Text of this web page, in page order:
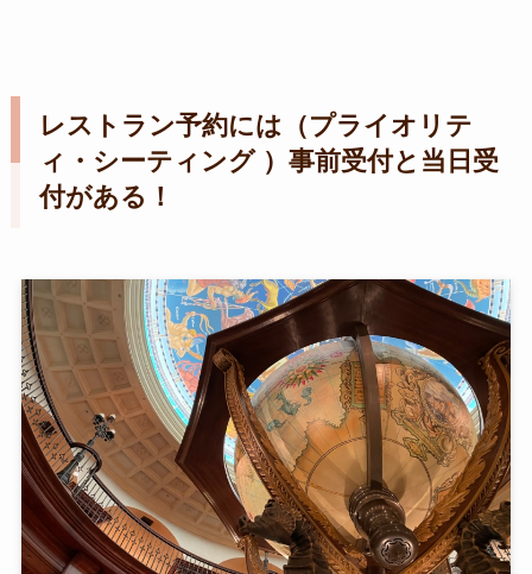
レストラン予約には（プライオリテ
ィ・シーティング ）事前受付と当日受
付がある！